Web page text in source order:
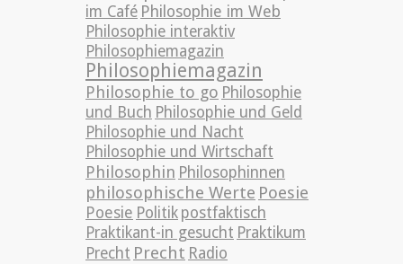
im Café Philosophie im Web
Philosophie interaktiv
Philosophiemagazin
Philosophiemagazin
Philosophie to go Philosophie
und Buch Philosophie und Geld
Philosophie und Nacht
Philosophie und Wirtschaft
Philosophin Philosophinnen
philosophische Werte Poesie
Poesie Politik postfaktisch
Praktikant-in gesucht Praktikum
Precht Precht Radio